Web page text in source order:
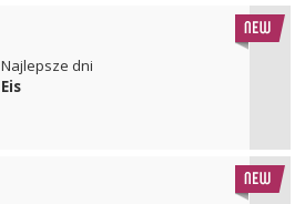
Najlepsze dni
Eis